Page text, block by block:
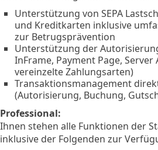
Unterstützung von SEPA
und Kreditkarten inklusive
zur Betrugsprävention
Unterstützung der
InFrame, Payment Page,
vereinzelte Zahlungsarten)
Transaktionsmanagement
(Autorisierung, Buchung,
Professional:
Ihnen stehen alle Funktionen der
inklusive der Folgenden zur